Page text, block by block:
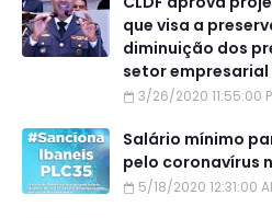
que visa a
diminuição dos
setor empresarial
3/26/2020 11:55:00
Salário mínimo
pelo coronavírus
5/18/2020 12:31:00